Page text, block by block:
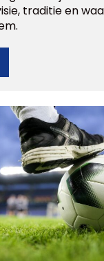
traditie en